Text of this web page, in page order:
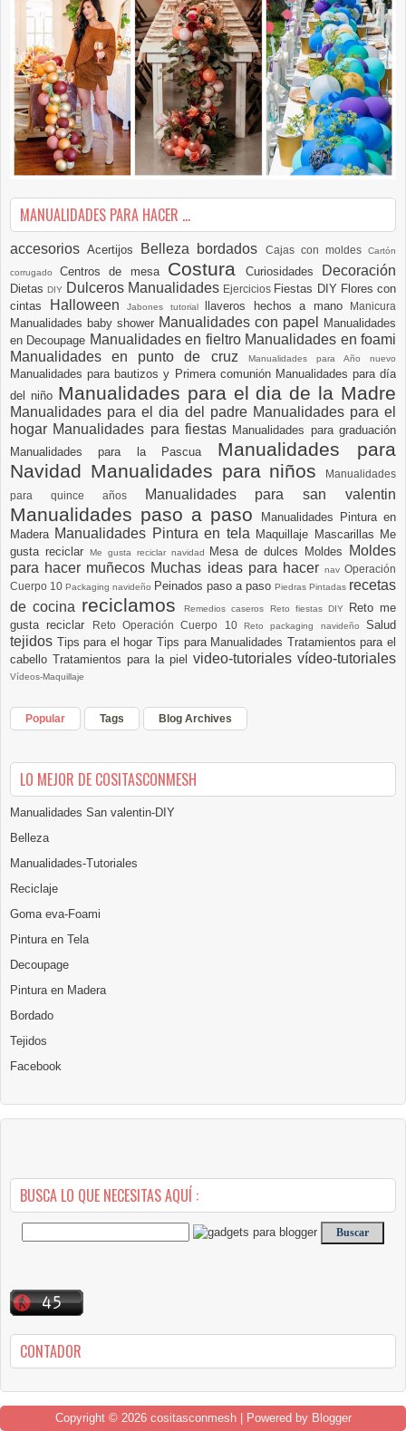
MANUALIDADES PARA HACER ...
accesoriosAcertijos Belleza bordados Cajas con moldesCartón
corrugadoCentros de mesa Costura Curiosidades Decoración
DietasDIY Dulceros Manualidades Ejercicios Fiestas DIY Flores con
cintas
Halloween Jabones tutorial llaveros hechos a mano Manicura
Manualidades baby shower Manualidades con papel
Manualidades
en Decoupage Manualidades en fieltro Manualidades en foami
Manualidades en punto de cruz
Manualidades para Año nuevo
Manualidades para bautizos y Primera comunión Manualidades para día
del niño Manualidades para el dia de la Madre
Manualidades para el dia del padre Manualidades para el
hogar Manualidades para fiestas Manualidades para graduación
Manualidades para la Pascua Manualidades para
Navidad Manualidades para niños
Manualidades
para quince años
Manualidades para san valentin
Manualidades paso a paso
Manualidades Pintura en
Madera Manualidades Pintura en tela Maquillaje Mascarillas Me
gusta reciclar
Me gusta reciclar navidad Mesa de dulces Moldes
Moldes
para hacer muñecos Muchas ideas para hacer nav Operación
Cuerpo 10 Packaging navideño Peinados paso a paso Piedras Pintadas recetas
de cocina reciclamosRemedios caseros Reto fiestas DIY
Reto me
gusta reciclar
Reto Operación Cuerpo 10Reto packaging navideñoSalud
tejidos Tips para el hogarTips para Manualidades Tratamientos para el
cabello Tratamientos para la piel video-tutoriales vídeo-tutoriales
Vídeos-Maquillaje
Popular Tags Blog Archives
LO MEJOR DE COSITASCONMESH
Manualidades San valentin-DIY
Belleza
Manualidades-Tutoriales
Reciclaje
Goma eva-Foami
Pintura en Tela
Decoupage
Pintura en Madera
Bordado
Tejidos
Facebook
BUSCA LO QUE NECESITAS AQUÍ :
CONTADOR
Copyright © 2026 cositasconmesh| Powered by Blogger